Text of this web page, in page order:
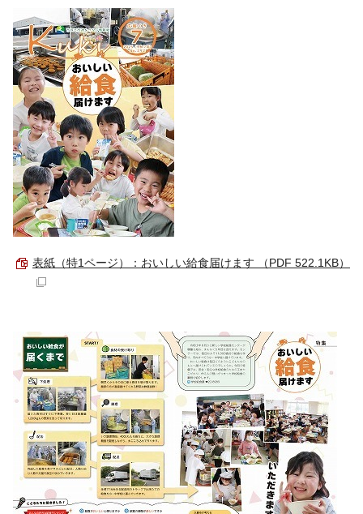
表紙（特1ページ）：おいしい給食届けます （PDF 522.1KB）